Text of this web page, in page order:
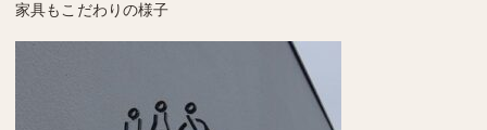
家具もこだわりの様子